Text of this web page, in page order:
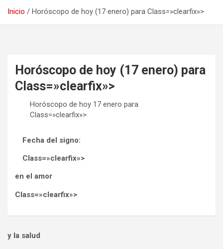
Inicio Horóscopo de hoy (17 enero) para Class=»clearfix»>
Horóscopo de hoy (17 enero) para
Class=»clearfix»>
Horóscopo de hoy 17 enero para
Class=»clearfix»>
Fecha del signo:
Class=»clearfix»>
en el amor
Class=»clearfix»>
y la salud